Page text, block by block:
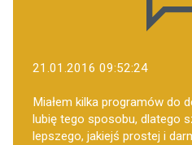
21.01.2016 09:52:24
Miałem kilka programów do
lubię tego sposobu, dlatego
lepszego, jakiejś prostej i